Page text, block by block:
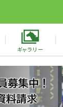
ギャラリー